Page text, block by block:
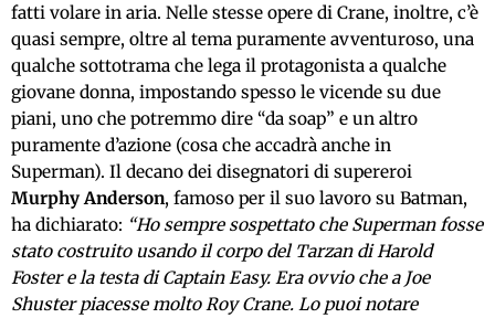
fatti volare in aria. Nelle stesse opere di Crane, inoltre, c’è
quasi sempre, oltre al tema puramente avventuroso, una
qualche sottotrama che lega il protagonista a qualche
giovane donna, impostando spesso le vicende su due
piani, uno che potremmo dire “da soap” e un altro
puramente d’azione (cosa che accadrà anche in
Superman). Il decano dei disegnatori di supereroi
Murphy Anderson, famoso per il suo lavoro su Batman,
ha dichiarato: “Ho sempre sospettato che Superman fosse
stato costruito usando il corpo del Tarzan di Harold
Foster e la testa di Captain Easy. Era ovvio che a Joe
Shuster piacesse molto Roy Crane. Lo puoi notare